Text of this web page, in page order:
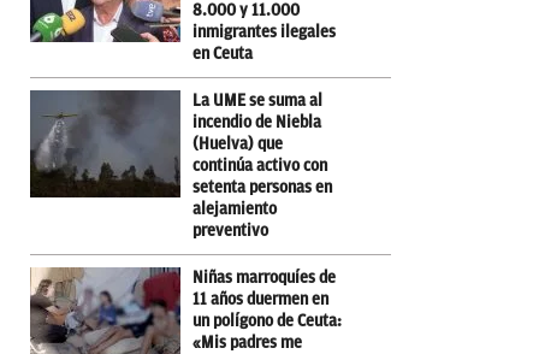
8.000 y 11.000
inmigrantes ilegales
en Ceuta
La UME se suma al
incendio de Niebla
(Huelva) que
continúa activo con
setenta personas en
alejamiento
preventivo
Niñas marroquíes de
11 años duermen en
un polígono de Ceuta:
«Mis padres me